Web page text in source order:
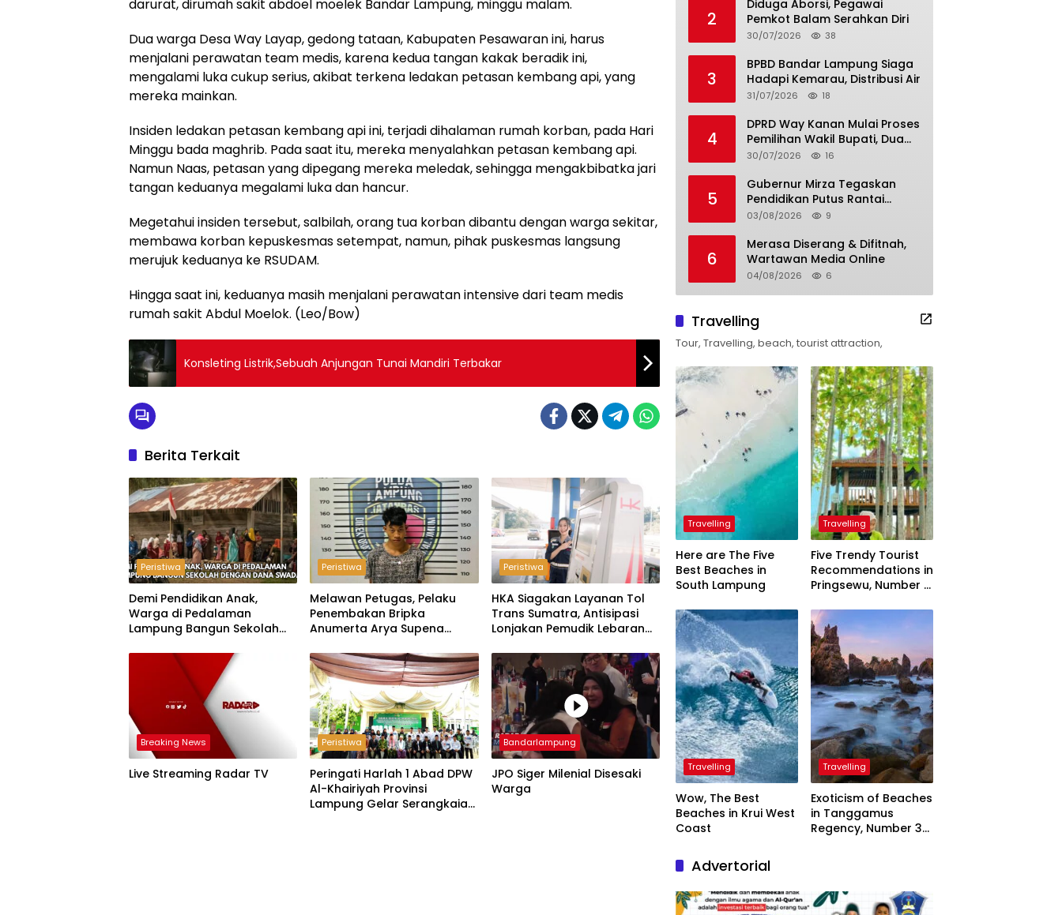
darurat, dirumah sakit abdoel moelek Bandar Lampung, minggu malam.
Dua warga Desa Way Layap, gedong tataan, Kabupaten Pesawaran ini, harus
menjalani perawatan team medis, karena kedua tangan kakak beradik ini,
mengalami luka cukup serius, akibat terkena ledakan petasan kembang api, yang
mereka mainkan.
Insiden ledakan petasan kembang api ini, terjadi dihalaman rumah korban, pada Hari
Minggu bada maghrib. Pada saat itu, mereka menyalahkan petasan kembang api.
Namun Naas, petasan yang dipegang mereka meledak, sehingga mengakbibatka jari
tangan keduanya megalami luka dan hancur.
Megetahui insiden tersebut, salbilah, orang tua korban dibantu dengan warga sekitar,
membawa korban kepuskesmas setempat, namun, pihak puskesmas langsung
merujuk keduanya ke RSUDAM.
Hingga saat ini, keduanya masih menjalani perawatan intensive dari team medis
rumah sakit Abdul Moelok. (Leo/Bow)
Konsleting Listrik,Sebuah Anjungan Tunai Mandiri Terbakar
Berita Terkait
Peristiwa
Demi Pendidikan Anak,
Warga di Pedalaman
Lampung Bangun Sekolah
Peristiwa
Melawan Petugas, Pelaku
Penembakan Bripka
Anumerta Arya Supena
Peristiwa
HKA Siagakan Layanan Tol
Trans Sumatra, Antisipasi
Lonjakan Pemudik Lebaran
Breaking News
Live Streaming Radar TV
Peristiwa
Peringati Harlah 1 Abad DPW
Al-Khairiyah Provinsi
Lampung Gelar Serangkaian
Bandarlampung
JPO Siger Milenial Disesaki
Warga
2
Diduga Aborsi, Pegawai
Pemkot Balam Serahkan Diri
30/07/2026 38
3
BPBD Bandar Lampung Siaga
Hadapi Kemarau, Distribusi Air
31/07/2026 18
4
DPRD Way Kanan Mulai Proses
Pemilihan Wakil Bupati, Dua
Nama Resmi Bersaing
30/07/2026 16
5
Gubernur Mirza Tegaskan
Pendidikan Putus Rantai
Kemiskinan
03/08/2026 9
6
Merasa Diserang & Difitnah,
Wartawan Media Online
04/08/2026 6
Travelling
Tour, Travelling, beach, tourist attraction,
Travelling
Here are The Five
Best Beaches in
South Lampung
Travelling
Five Trendy Tourist
Recommendations in
Pringsewu, Number 3
President
Travelling
Wow, The Best
Beaches in Krui West
Coast
Travelling
Exoticism of Beaches
in Tanggamus
Regency, Number 3
Advertorial